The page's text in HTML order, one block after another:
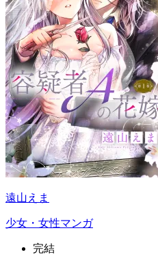
遠山えま
少女・女性マンガ
完結